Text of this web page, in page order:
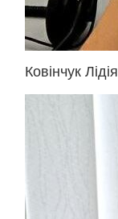
Ковінчук Лідія